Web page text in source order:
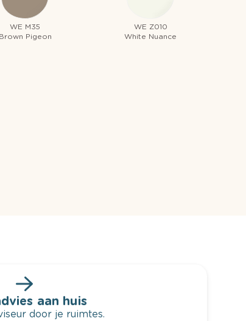
WE M35
Brown Pigeon
WE Z010
White Nuance
aan huis
door je ruimtes.